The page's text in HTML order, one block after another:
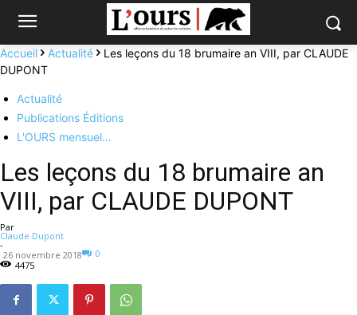
Accueil Actualité
Les leçons du 18 brumaire an VIII, par CLAUDE
DUPONT
Actualité
Publications Éditions
L'OURS mensuel…
Les leçons du 18 brumaire an
VIII, par CLAUDE DUPONT
Par
Claude Dupont
-
26 novembre 2018
0
4475